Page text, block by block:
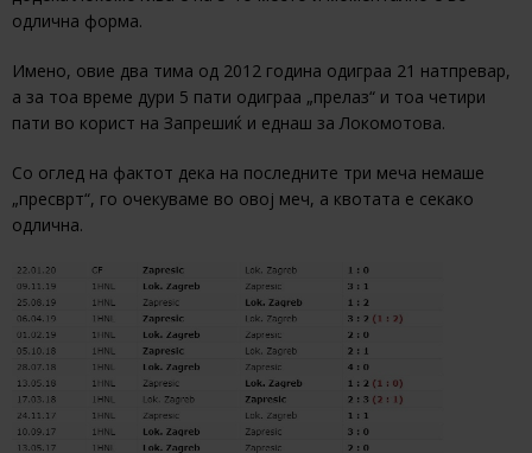
одлична форма.
Имено, овие два тима од 2012 година одиграа 21 натпревар,
а за тоа време дури 5 пати одиграа „прелаз“ и тоа четири
пати во корист на Запрешиќ и еднаш за Локомотова.
Со оглед на фактот дека на последните три меча немаше
„пресврт“, го очекуваме во овој меч, а квотата е секако
одлична.